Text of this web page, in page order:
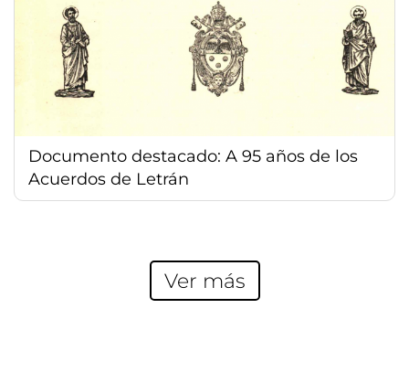
Documento destacado: A 95 años de los
Acuerdos de Letrán
Ver más